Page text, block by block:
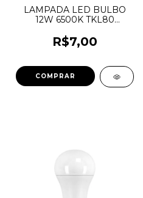
LAMPADA LED BULBO
12W 6500K TKL80
R$7,00